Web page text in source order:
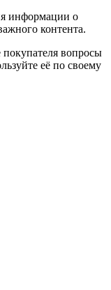
информации о
контента.
вопросы
её по своему